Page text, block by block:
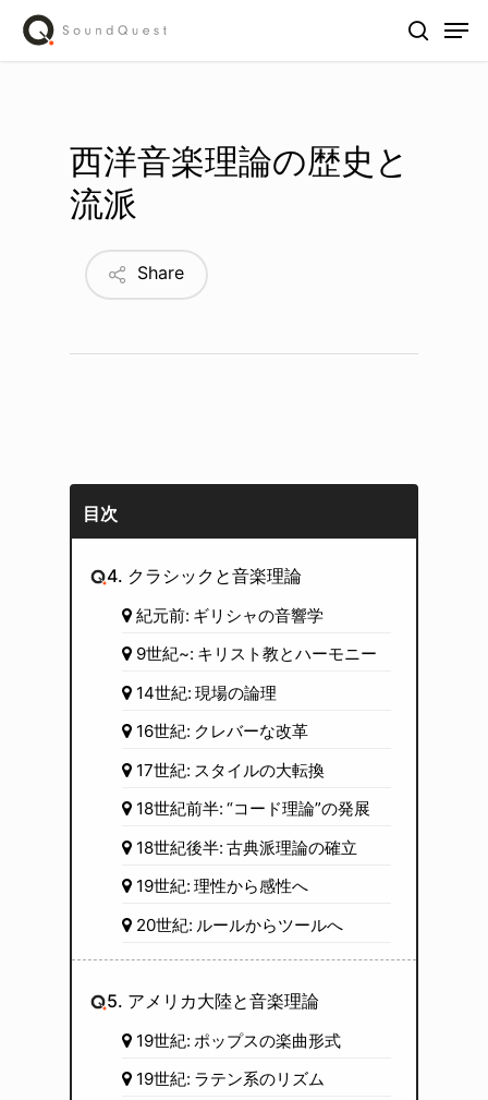
Skip
search
西洋音楽理論の歴史と
流派
Share
目次
4. クラシックと音楽理論
紀元前: ギリシャの音響学
9世紀~: キリスト教とハーモニー
14世紀: 現場の論理
16世紀: クレバーな改革
17世紀: スタイルの大転換
18世紀前半: “コード理論”の発展
18世紀後半: 古典派理論の確立
19世紀: 理性から感性へ
20世紀: ルールからツールへ
5. アメリカ大陸と音楽理論
19世紀: ポップスの楽曲形式
19世紀: ラテン系のリズム